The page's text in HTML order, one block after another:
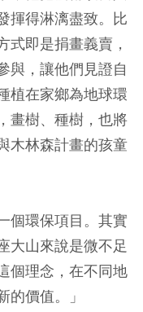
揮得淋漓盡致。比
式即是捐畫義賣，
與，讓他們見證自
植在家鄉為地球環
畫樹、種樹，也將
木林森計畫的孩童
個環保項目。其實
大山來說是微不足
個理念，在不同地
價值。」